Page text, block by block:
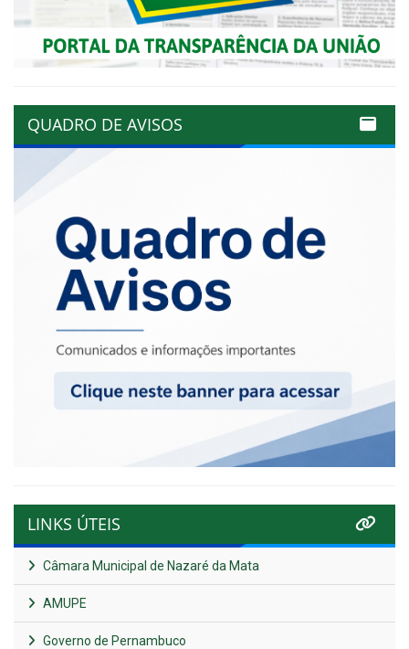
QUADRO DE AVISOS
LINKS ÚTEIS
Câmara Municipal de Nazaré da Mata
AMUPE
Governo de Pernambuco